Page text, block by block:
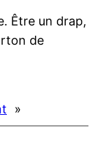
Être un drap,
de
»